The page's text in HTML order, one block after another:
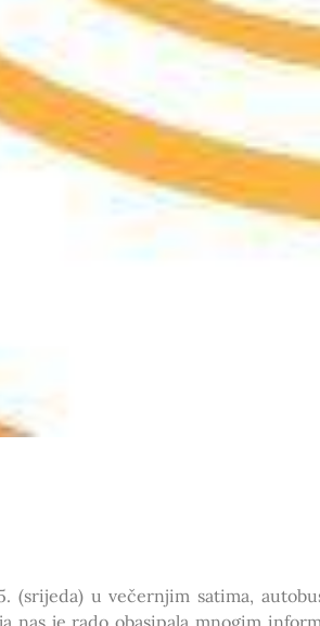
(srijeda) u večernjim satima,
nas je rado obasipala mnogim